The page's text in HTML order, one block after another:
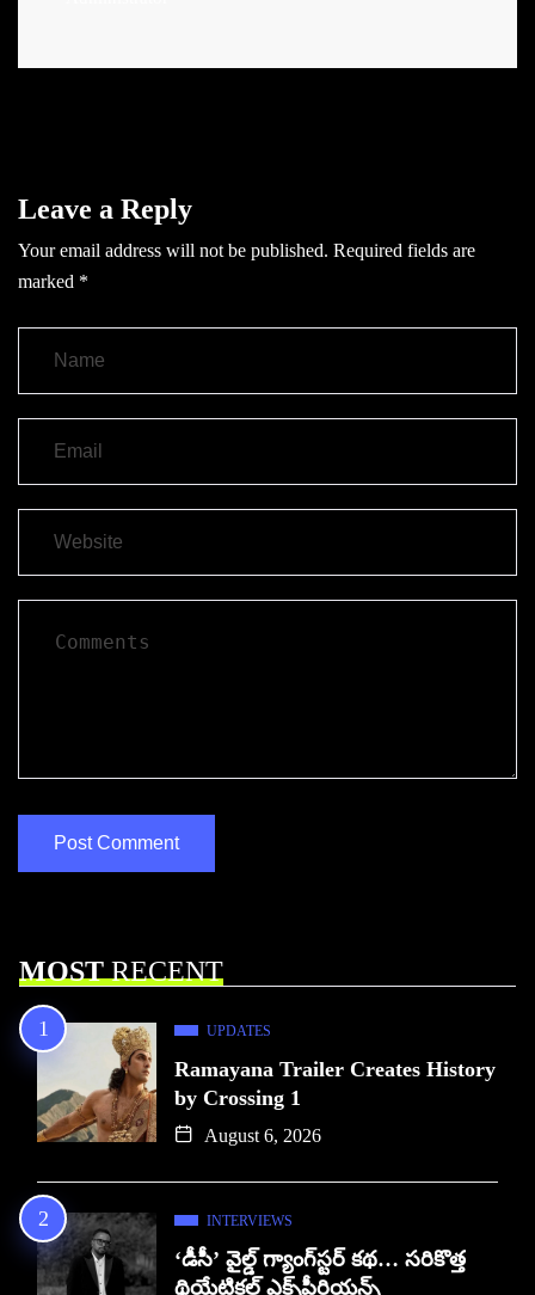
Leave a Reply
Your email address will not be published. Required fields are
marked *
MOSTRECENT
UPDATES
Ramayana Trailer Creates History
by Crossing 1
August 6, 2026
INTERVIEWS
‘డీసీ’ వైల్డ్ గ్యాంగ్‌స్టర్ కథ… సరికొత్త
థియేట్రికల్ ఎక్స్‌పీరియన్స్